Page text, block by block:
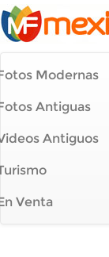
Modernas
Antiguas
Antiguos
Venta